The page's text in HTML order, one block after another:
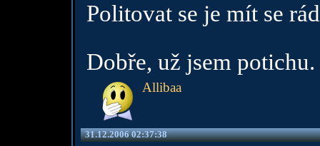
Politovat se je mít se
Dobře, už jsem potichu.
Allibaa
31.12.2006 02:37:38